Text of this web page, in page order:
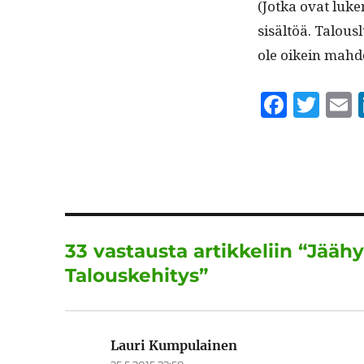
(Jot­ka ovat
sisältöä.
ole oikein
F
b
o
T
r
33 vastausta artikkeliin
Talouskehitys”
Lauri Kumpulainen